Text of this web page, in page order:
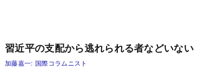
習近平の支配から逃れられる者などいない
加藤嘉一: 国際コラムニスト